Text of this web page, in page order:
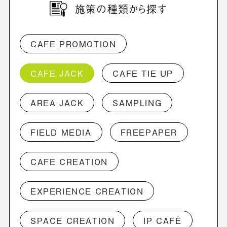
施策の種類から探す
CAFE PROMOTION
CAFE JACK CAFE TIE UP
AREA JACK SAMPLING
FIELD MEDIA FREEPAPER
CAFE CREATION
EXPERIENCE CREATION
SPACE CREATION IP CAFÉ